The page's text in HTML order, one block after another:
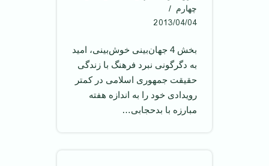
چهارم
2013/04/04
بخش 4 جهان‌بینی خوش‌بینی، امید
به دگرگونی نبرد فرهنگ با زندگی
حقيقت جمهوری اسلامی در کمتر
رويدادی خود را به اندازه هفته
مبارزه با بدحجابی…